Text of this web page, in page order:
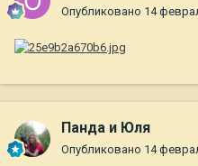
Опубликовано 14
Панда и Юля
Опубликовано 14